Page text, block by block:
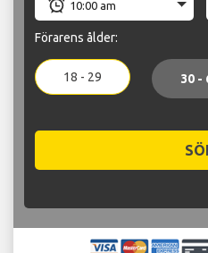
Förarens ålder:
18 - 29 30 -